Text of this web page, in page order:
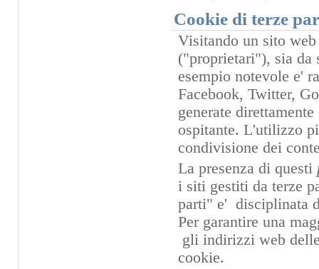
Cookie di terze
Visitando un sito
("proprietari"), sia da
esempio notevole e'
Facebook, Twitter,
generate
ospitante. L'utilizzo
condivisione dei
La presenza di questi
i siti gestiti da terze
parti" e' disciplinata
Per garantire una
gli indirizzi web
cookie.